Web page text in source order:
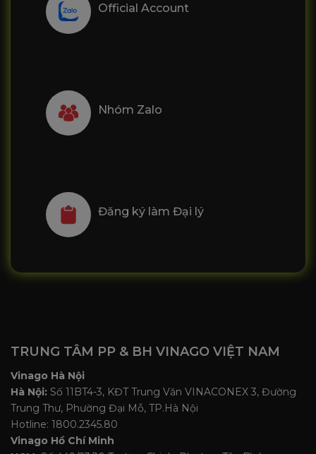
Official Account
Nhóm Zalo
Đăng ký làm Đại lý
TRUNG TÂM PP & BH VINAGO VIỆT NAM
Vinago Hà Nội
Hà Nội: Số 11BT4-3, KĐT Trung Văn VINACONEX 3, Đường
Trung Thư, Phường Đại Mỗ, TP.Hà Nội
Hotline: 1800.2345.80
Vinago Hồ Chí Minh